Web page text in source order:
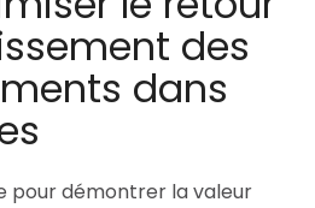
des
dans
pour démontrer la valeur